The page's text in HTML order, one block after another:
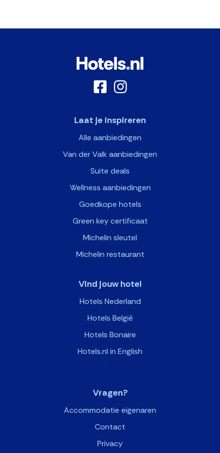
Laat je inspireren
Alle aanbiedingen
Van der Valk aanbiedingen
Suite deals
Wellness aanbiedingen
Goedkope hotels
Green key certificaat
Michelin sleutel
Michelin restaurant
Vind jouw hotel
Hotels Nederland
Hotels België
Hotels Bonaire
Hotels.nl in English
>
Vragen?
Accommodatie eigenaren
Contact
Privacy